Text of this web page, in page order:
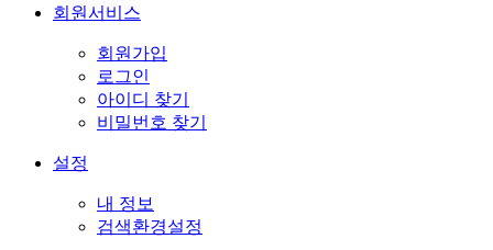
회원서비스
회원가입
로그인
아이디 찾기
비밀번호 찾기
설정
내 정보
검색환경설정